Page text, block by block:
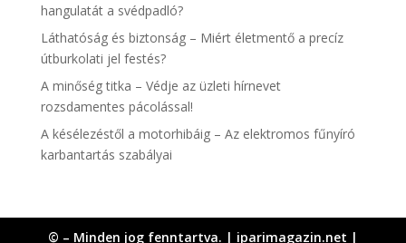
hangulatát a svédpadló?
Láthatóság és biztonság – Miért életmentő a precíz
útburkolati jel festés?
A minőség titka – Védje az üzleti hírnevet
rozsdamentes pácolással!
A késélezéstől a motorhibáig – Az elektromos fűnyíró
karbantartás szabályai
© – Minden jog fenntartva. | iparimagazin.net |